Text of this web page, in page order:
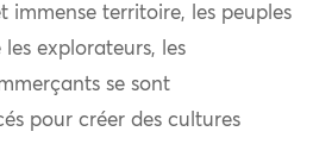
immense territoire, les peuples
explorateurs, les
se sont
pour créer des cultures